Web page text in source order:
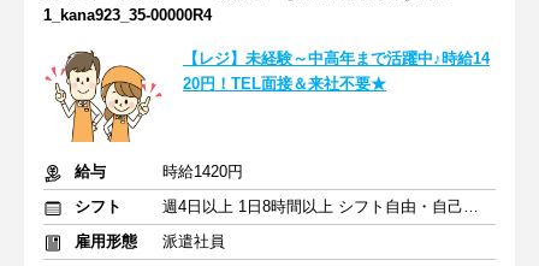
1_kana923_35-00000R4
【レジ】未経験～中高年まで活躍中♪時給14
20円！TEL面接＆来社不要★
給与
時給1420円
シフト
週4日以上 1日8時間以上 シフト自由・自己申告
雇用形態
派遣社員